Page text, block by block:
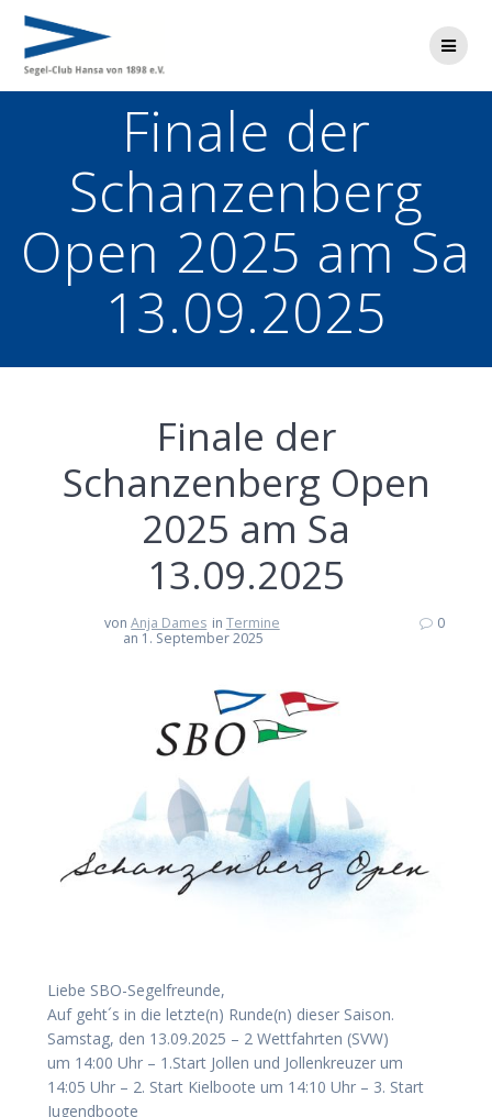
Finale der
Schanzenberg
Open 2025 am Sa
13.09.2025
Finale der
Schanzenberg Open
2025 am Sa
13.09.2025
vonAnja Dames in Termine
an 1. September 2025
0
Liebe SBO-Segelfreunde,
Auf geht´s in die letzte(n) Runde(n) dieser Saison.
Samstag, den 13.09.2025 – 2 Wettfahrten (SVW)
um 14:00 Uhr – 1.Start Jollen und Jollenkreuzer um
14:05 Uhr – 2. Start Kielboote um 14:10 Uhr – 3. Start
Jugendboote